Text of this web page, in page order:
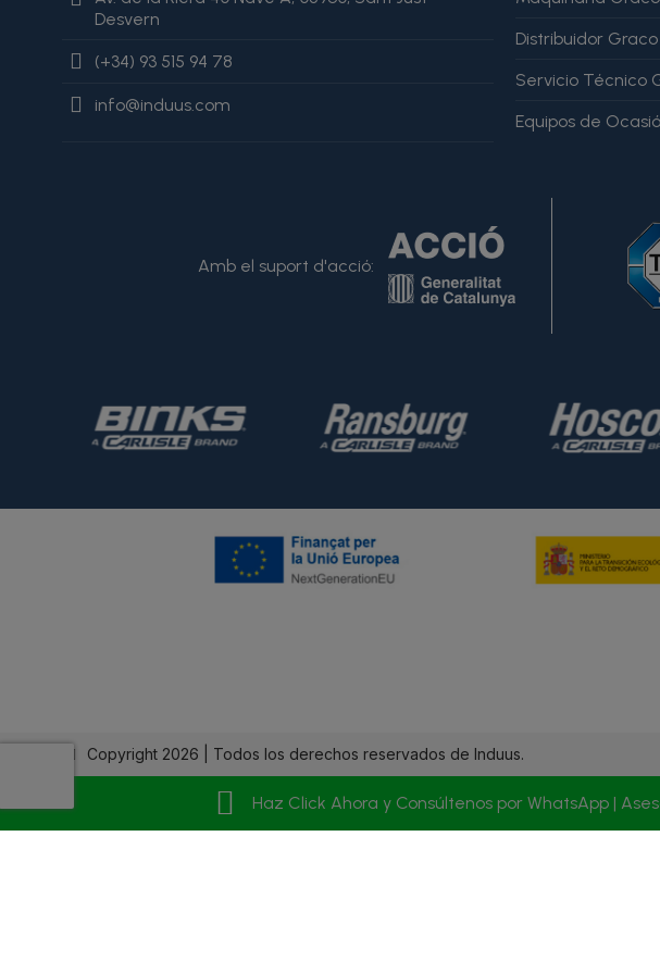
Desvern
(+34) 93 515 94 78
info@induus.com
Distribuidor Graco
Servicio Técnico
Equipos de
Amb el suport d'acció:
Copyright 2026 | Todos los derechos reservados de Induus.
Haz Click Ahora y Consúltenos por WhatsApp |